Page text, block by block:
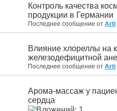
Контроль качества
продукции в Германии
Последнее сообщение от Arti
Влияние хлореллы на
железодефицитной
Последнее сообщение от Arti
Арома-массаж у
сердца